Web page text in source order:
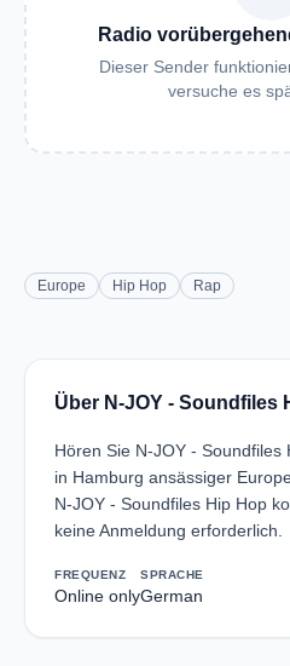
Radio
Dieser Sender
versuche es
Europe Hip Hop Rap
Über N-JOY - Soundfiles
Hören Sie N-JOY -
in Hamburg ansässiger
N-JOY - Soundfiles Hip Hop
keine Anmeldung erforderlich.
FREQUENZ
Online only
SPRACHE
German